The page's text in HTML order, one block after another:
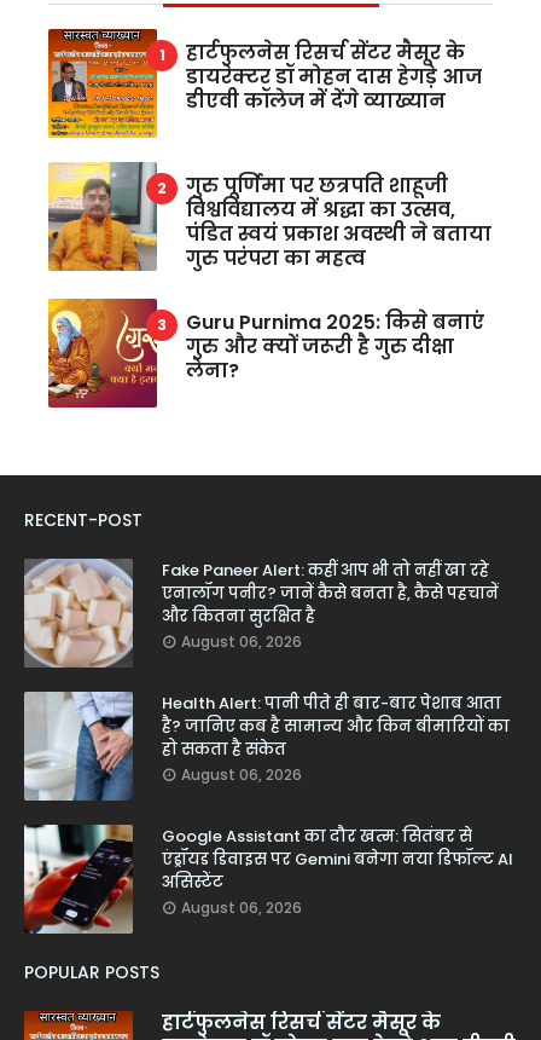
हार्टफुलनेस रिसर्च सेंटर मैसूर के
डायरेक्टर डॉ मोहन दास हेगड़े आज
डीएवी कॉलेज में देंगे व्याख्यान
गुरु पूर्णिमा पर छत्रपति शाहूजी
विश्वविद्यालय में श्रद्धा का उत्सव,
पंडित स्वयं प्रकाश अवस्थी ने बताया
गुरु परंपरा का महत्व
Guru Purnima 2025: किसे बनाएं
गुरु और क्यों जरूरी है गुरु दीक्षा
लेना?
RECENT-POST
Fake Paneer Alert: कहीं आप भी तो नहीं खा रहे
एनालॉग पनीर? जानें कैसे बनता है, कैसे पहचानें
और कितना सुरक्षित है
August 06, 2026
Health Alert: पानी पीते ही बार-बार पेशाब आता
है? जानिए कब है सामान्य और किन बीमारियों का
हो सकता है संकेत
August 06, 2026
Google Assistant का दौर खत्म: सितंबर से
एंड्रॉयड डिवाइस पर Gemini बनेगा नया डिफॉल्ट AI
असिस्टेंट
August 06, 2026
POPULAR POSTS
हार्टफुलनेस रिसर्च सेंटर मैसूर के